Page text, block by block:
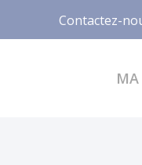
Contactez-